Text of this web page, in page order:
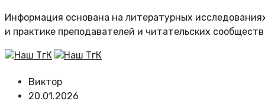
Информация основана на литературных
и практике преподавателей и читательских сообществ
Наш ТгК Наш ТгК
Виктор
20.01.2026